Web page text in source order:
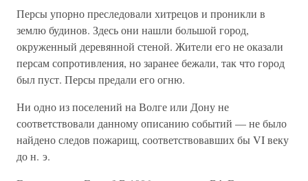
Персы упорно преследовали хитрецов и проникли в
землю будинов. Здесь они нашли большой город,
окруженный деревянной стеной. Жители его не оказали
персам сопротивления, но заранее бежали, так что город
был пуст. Персы предали его огню.
Ни одно из поселений на Волге или Дону не
соответствовали данному описанию событий — не было
найдено следов пожарищ, соответствовавших бы VI веку
до н. э.